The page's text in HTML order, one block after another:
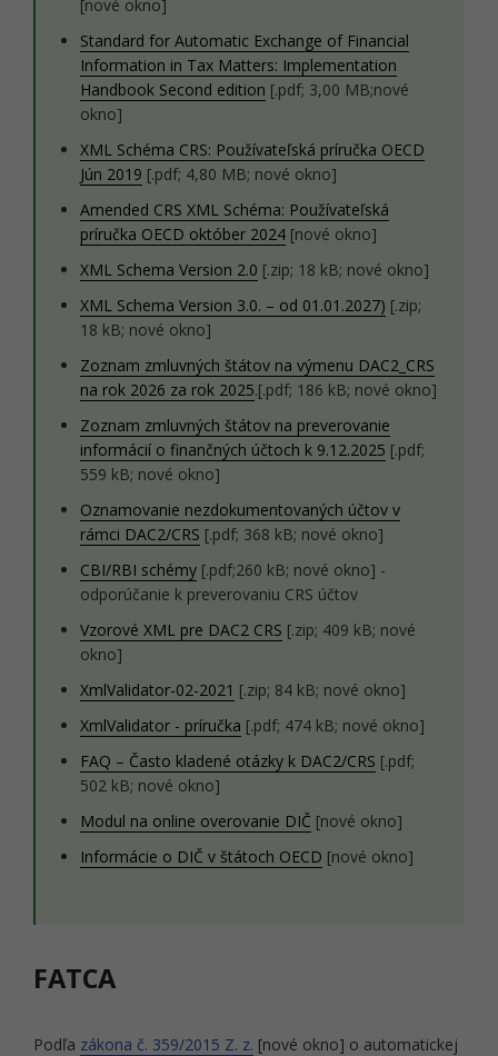
[nové okno]
Standard for Automatic Exchange of Financial
Information in Tax Matters: Implementation
Handbook Second edition [.pdf; 3,00 MB;nové
okno]
XML Schéma CRS: Používateľská príručka OECD
Jún 2019 [.pdf; 4,80 MB; nové okno]
Amended CRS XML Schéma: Používateľská
príručka OECD október 2024 [nové okno]
XML Schema Version 2.0 [.zip; 18 kB; nové okno]
XML Schema Version 3.0. – od 01.01.2027) [.zip;
18 kB; nové okno]
Zoznam zmluvných štátov na výmenu DAC2_CRS
na rok 2026 za rok 2025.[.pdf; 186 kB; nové okno]
Zoznam zmluvných štátov na preverovanie
informácií o finančných účtoch k 9.12.2025 [.pdf;
559 kB; nové okno]
Oznamovanie nezdokumentovaných účtov v
rámci DAC2/CRS [.pdf; 368 kB; nové okno]
CBI/RBI schémy [.pdf;260 kB; nové okno] -
odporúčanie k preverovaniu CRS účtov
Vzorové XML pre DAC2 CRS [.zip; 409 kB; nové
okno]
XmlValidator-02-2021 [.zip; 84 kB; nové okno]
XmlValidator - príručka [.pdf; 474 kB; nové okno]
FAQ – Často kladené otázky k DAC2/CRS [.pdf;
502 kB; nové okno]
Modul na online overovanie DIČ [nové okno]
Informácie o DIČ v štátoch OECD [nové okno]
FATCA
Podľa zákona č. 359/2015 Z. z. [nové okno] o automatickej